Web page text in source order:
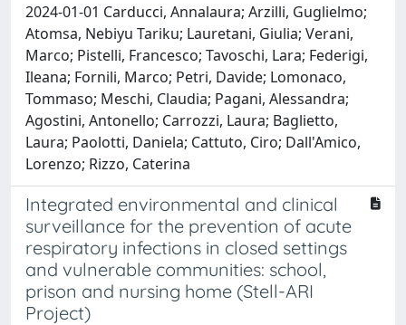
2024-01-01 Carducci, Annalaura; Arzilli, Guglielmo;
Atomsa, Nebiyu Tariku; Lauretani, Giulia; Verani,
Marco; Pistelli, Francesco; Tavoschi, Lara; Federigi,
Ileana; Fornili, Marco; Petri, Davide; Lomonaco,
Tommaso; Meschi, Claudia; Pagani, Alessandra;
Agostini, Antonello; Carrozzi, Laura; Baglietto,
Laura; Paolotti, Daniela; Cattuto, Ciro; Dall'Amico,
Lorenzo; Rizzo, Caterina
Integrated environmental and clinical
surveillance for the prevention of acute
respiratory infections in closed settings
and vulnerable communities: school,
prison and nursing home (Stell-ARI
Project)